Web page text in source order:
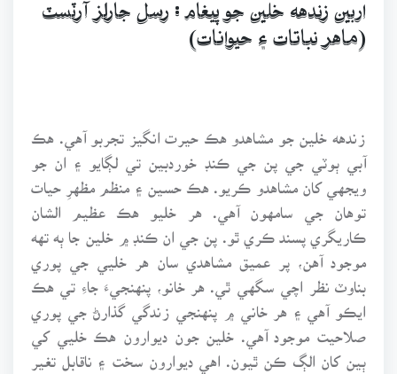
اربين زندهه خلين جو پيغام : رسل جارلز آرٽسٽ
(ماهر نباتات ۽ حيوانات)
زندهه خلين جو مشاهدو هڪ حيرت انگيز تجربو آهي. هڪ
آبي ٻوٽي جي پن جي ڪنڊ خوردبين تي لڳايو ۽ ان جو
ويجهي کان مشاهدو ڪريو. هڪ حسين ۽ منظم مظهرِ حيات
توهان جي سامهون آهي. هر خليو هڪ عظيم الشان
ڪاريگري پسند ڪري ٿو. پن جي ان ڪنڊ ۾ خلين جا ٻه تهه
موجود آهن، پر عميق مشاهدي سان هر خليي جي پوري
بناوٽ نظر اچي سگهي ٿي. هر خانو، پنهنجيءَ جاءِ تي هڪ
ايڪو آهي ۽ هر خاني ۾ پنهنجي زندگي گذارڻ جي پوري
صلاحيت موجود آهي. خلين جون ديوارون هڪ خليي کي
ٻين کان الڳ ڪن ٿيون. اهي ديوارون سخت ۽ ناقابل تغير